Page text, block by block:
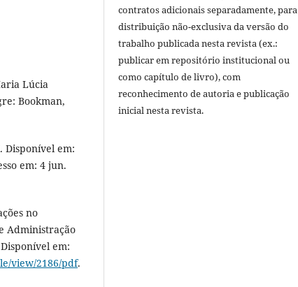
Lúcia
Bookman,
Disponível em:
em: 4 jun.
no
Administração
em:
view/2186/pdf.
contratos adicionais separadamente, para
distribuição não-exclusiva da versão do
trabalho publicada nesta revista (ex.:
publicar em repositório institucional ou
como capítulo de livro), com
reconhecimento de autoria e publicação
inicial nesta revista.